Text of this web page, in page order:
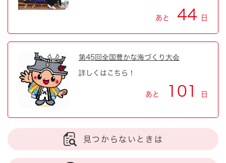
あと 44 日
第45回全国豊かな海づくり大会
詳しくはこちら！
あと 101 日
見つからないときは